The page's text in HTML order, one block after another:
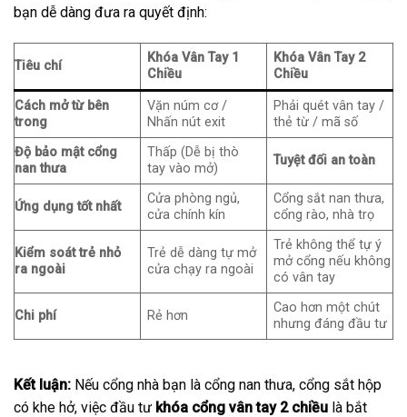
bạn dễ dàng đưa ra quyết định:
Tiêu chí
Khóa Vân Tay 1
Chiều
Khóa Vân Tay 2
Chiều
Cách mở từ bên
trong
Vặn núm cơ /
Nhấn nút exit
Phải quét vân tay /
thẻ từ / mã số
Độ bảo mật cổng
nan thưa
Thấp (Dễ bị thò
tay vào mở)
Tuyệt đối an toàn
Ứng dụng tốt nhất
Cửa phòng ngủ,
cửa chính kín
Cổng sắt nan thưa,
cổng rào, nhà trọ
Kiểm soát trẻ nhỏ
ra ngoài
Trẻ dễ dàng tự mở
cửa chạy ra ngoài
Trẻ không thể tự ý
mở cổng nếu không
có vân tay
Chi phí Rẻ hơn
Cao hơn một chút
nhưng đáng đầu tư
Kết luận: Nếu cổng nhà bạn là cổng nan thưa, cổng sắt hộp
có khe hở, việc đầu tư khóa cổng vân tay 2 chiều là bắt